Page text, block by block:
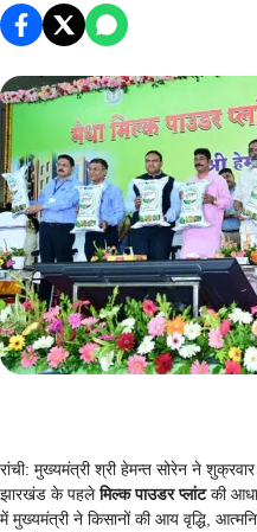
रांची: मुख्यमंत्री श्री हेमन्त सोरेन ने शुक्रवार
झारखंड के पहलेमिल्क पाउडर प्लांटकी
में मुख्यमंत्री ने किसानों की आय वृद्धि,